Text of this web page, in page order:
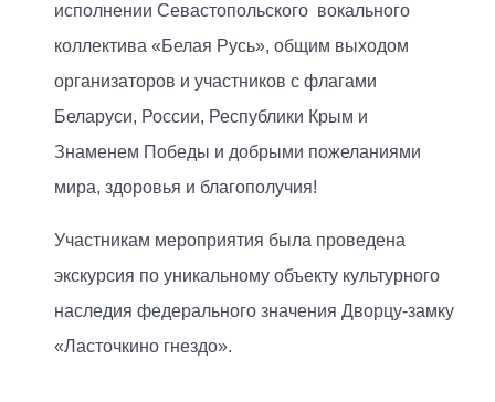
исполнении Севастопольского вокального
коллектива «Белая Русь», общим выходом
организаторов и участников с флагами
Беларуси, России, Республики Крым и
Знаменем Победы и добрыми пожеланиями
мира, здоровья и благополучия!
Участникам мероприятия была проведена
экскурсия по уникальному объекту культурного
наследия федерального значения Дворцу-замку
«Ласточкино гнездо».